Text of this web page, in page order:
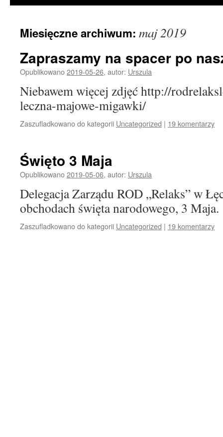
Miesięczne archiwum: maj 2019
Zapraszamy na spacer po
Opublikowano2019-05-26, autor: Urszula
Niebawem więcej zdjęć http://
leczna-majowe-migawki/
Zaszufladkowano do kategorii Uncategorized | 19 komentarzy
Święto 3 Maja
Opublikowano2019-05-06, autor: Urszula
Delegacja Zarządu ROD „Relaks” w
obchodach święta narodowego, 3 Maja.
Zaszufladkowano do kategorii Uncategorized | 19 komentarzy